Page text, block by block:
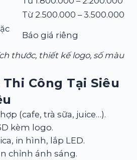
Từ 2.500.000 – 3.500.000
Báo giá riêng
thước, thiết kế logo, số màu
Công Tại Siêu
(cafe, trà sữa, juice…).
kèm logo.
in hình, lắp LED.
chỉnh ánh sáng.